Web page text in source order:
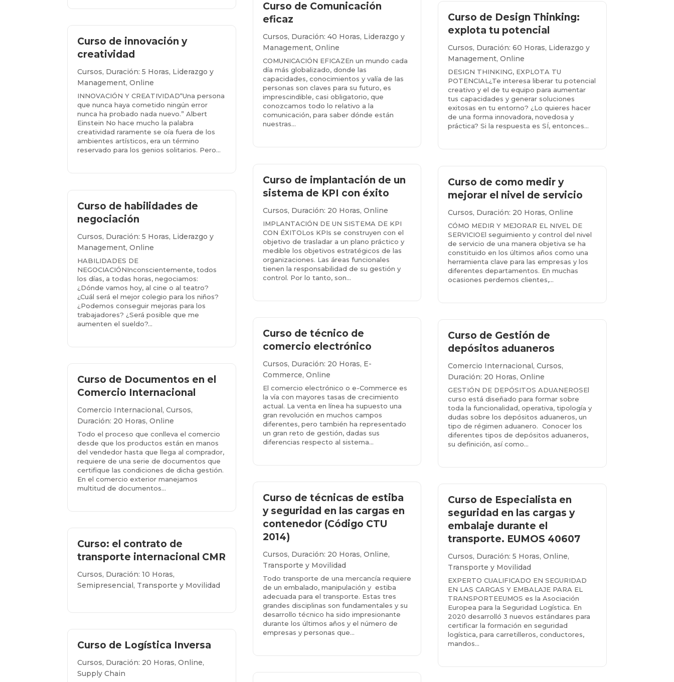
Curso de innovación y
creatividad
Cursos, Duración: 5 Horas, Liderazgo y
Management,Online
INNOVACIÓN Y CREATIVIDAD“Una persona
que nunca haya cometido ningún error
nunca ha probado nada nuevo.” Albert
Einstein No hace mucho la palabra
creatividad raramente se oía fuera de los
ambientes artísticos, era un término
reservado para los genios solitarios. Pero...
Curso de habilidades de
negociación
Cursos, Duración: 5 Horas, Liderazgo y
Management,Online
HABILIDADES DE
NEGOCIACIÓNInconscientemente, todos
los días, a todas horas, negociamos:
¿Dónde vamos hoy, al cine o al teatro?
¿Cuál será el mejor colegio para los niños?
¿Podemos conseguir mejoras para los
trabajadores? ¿Será posible que me
aumenten el sueldo?...
Curso de Documentos en el
Comercio Internacional
Comercio Internacional,Cursos,
Duración: 20 Horas,Online
Todo el proceso que conlleva el comercio
desde que los productos están en manos
del vendedor hasta que llega al comprador,
requiere de una serie de documentos que
certifique las condiciones de dicha gestión.
En el comercio exterior manejamos
multitud de documentos...
Curso: el contrato de
transporte internacional CMR
Cursos, Duración: 10 Horas,
Semipresencial, Transporte y Movilidad
Curso de Logística Inversa
Cursos, Duración: 20 Horas,Online,
Supply Chain
Curso de Comunicación
eficaz
Cursos, Duración: 40 Horas, Liderazgo y
Management, Online
COMUNICACIÓN EFICAZEn un mundo cada
día más globalizado, donde las
capacidades, conocimientos y valía de las
personas son claves para su futuro, es
imprescindible, casi obligatorio, que
conozcamos todo lo relativo a la
comunicación, para saber dónde están
nuestras...
Curso de implantación de un
sistema de KPI con éxito
Cursos, Duración: 20 Horas, Online
IMPLANTACIÓN DE UN SISTEMA DE KPI
CON ÉXITOLos KPIs se construyen con el
objetivo de trasladar a un plano práctico y
medible los objetivos estratégicos de las
organizaciones. Las áreas funcionales
tienen la responsabilidad de su gestión y
control. Por lo tanto, son...
Curso de técnico de
comercio electrónico
Cursos, Duración: 20 Horas, E-
Commerce, Online
El comercio electrónico o e-Commerce es
la vía con mayores tasas de crecimiento
actual. La venta en línea ha supuesto una
gran revolución en muchos campos
diferentes, pero también ha representado
un gran reto de gestión, dadas sus
diferencias respecto al sistema...
Curso de técnicas de estiba
y seguridad en las cargas en
contenedor (Código CTU
2014)
Cursos, Duración: 20 Horas, Online,
Transporte y Movilidad
Todo transporte de una mercancía requiere
de un embalado, manipulación y estiba
adecuada para el transporte. Estas tres
grandes disciplinas son fundamentales y su
desarrollo técnico ha sido impresionante
durante los últimos años y el número de
empresas y personas que...
Curso de Design Thinking:
explota tu potencial
Cursos, Duración: 60 Horas, Liderazgo y
Management, Online
DESIGN THINKING, EXPLOTA TU
POTENCIAL¿Te interesa liberar tu potencial
creativo y el de tu equipo para aumentar
tus capacidades y generar soluciones
exitosas en tu entorno? ¿Lo quieres hacer
de una forma innovadora, novedosa y
práctica? Si la respuesta es SÍ, entonces...
Curso de como medir y
mejorar el nivel de servicio
Cursos, Duración: 20 Horas, Online
CÓMO MEDIR Y MEJORAR EL NIVEL DE
SERVICIOEl seguimiento y control del nivel
de servicio de una manera objetiva se ha
constituido en los últimos años como una
herramienta clave para las empresas y los
diferentes departamentos. En muchas
ocasiones perdemos clientes,...
Curso de Gestión de
depósitos aduaneros
Comercio Internacional, Cursos,
Duración: 20 Horas, Online
GESTIÓN DE DEPÓSITOS ADUANEROSEl
curso está diseñado para formar sobre
toda la funcionalidad, operativa, tipología y
dudas sobre los depósitos aduaneros, un
tipo de régimen aduanero. Conocer los
diferentes tipos de depósitos aduaneros,
su definición, así como...
Curso de Especialista en
seguridad en las cargas y
embalaje durante el
transporte. EUMOS 40607
Cursos, Duración: 5 Horas, Online,
Transporte y Movilidad
EXPERTO CUALIFICADO EN SEGURIDAD
EN LAS CARGAS Y EMBALAJE PARA EL
TRANSPORTEEUMOS es la Asociación
Europea para la Seguridad Logística. En
2020 desarrolló 3 nuevos estándares para
certificar la formación en seguridad
logística, para carretilleros, conductores,
mandos...